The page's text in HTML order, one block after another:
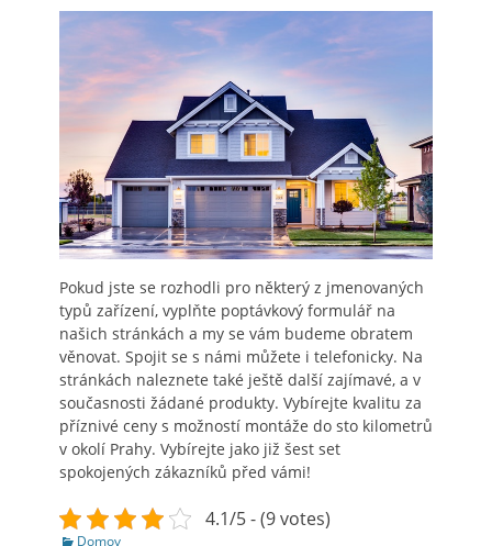
Pokud jste se rozhodli pro některý z jmenovaných
typů zařízení, vyplňte poptávkový formulář na
našich stránkách a my se vám budeme obratem
věnovat. Spojit se s námi můžete i telefonicky. Na
stránkách naleznete také ještě další zajímavé, a v
současnosti žádané produkty. Vybírejte kvalitu za
příznivé ceny s možností montáže do sto kilometrů
v okolí Prahy. Vybírejte jako již šest set
spokojených zákazníků před vámi!
4.1/5 - (9 votes)
Categories
Domov